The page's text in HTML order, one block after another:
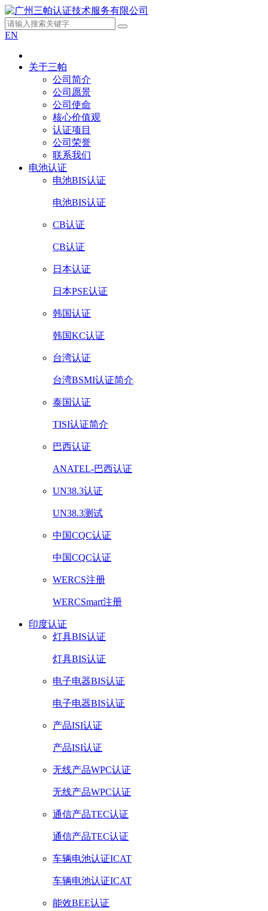
EN
关于三帕
公司简介
公司愿景
公司使命
核心价值观
认证项目
公司荣誉
联系我们
电池认证
电池BIS认证
电池BIS认证
CB认证
CB认证
日本认证
日本PSE认证
韩国认证
韩国KC认证
台湾认证
台湾BSMI认证简介
泰国认证
TISI认证简介
巴西认证
ANATEL-巴西认证
UN38.3认证
UN38.3测试
中国CQC认证
中国CQC认证
WERCS注册
WERCSmart注册
印度认证
灯具BIS认证
灯具BIS认证
电子电器BIS认证
电子电器BIS认证
产品ISI认证
产品ISI认证
无线产品WPC认证
无线产品WPC认证
通信产品TEC认证
通信产品TEC认证
车辆电池认证ICAT
车辆电池认证ICAT
能效BEE认证